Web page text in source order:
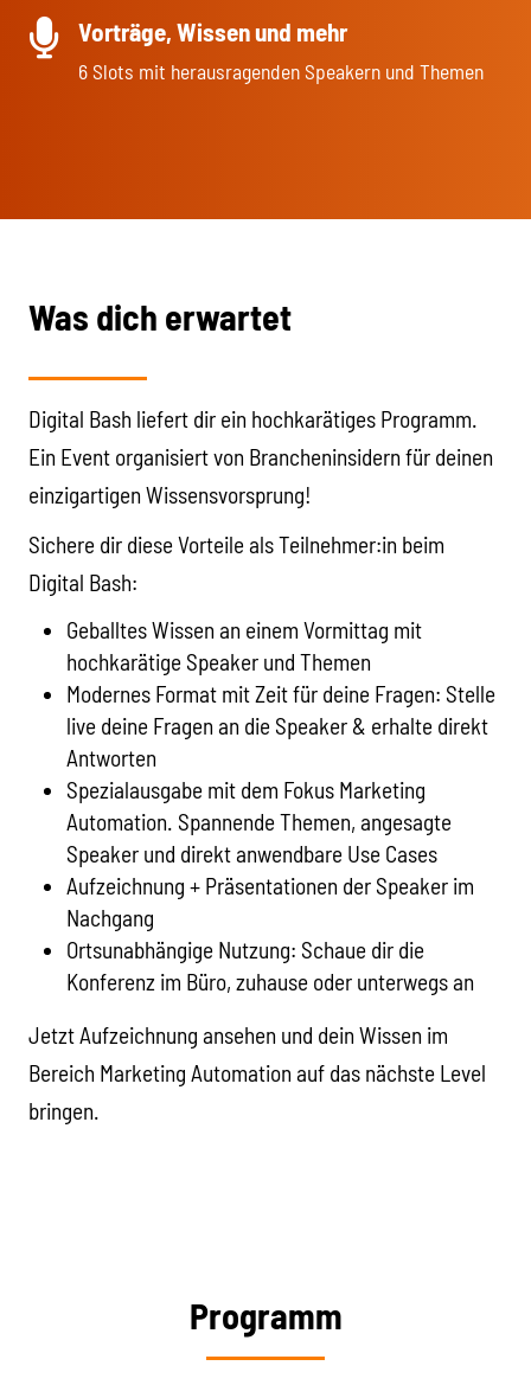
Vorträge, Wissen und mehr
6 Slots mit herausragenden Speakern und Themen
Was dich erwartet
Digital Bash liefert dir ein hochkarätiges Programm.
Ein Event organisiert von Brancheninsidern für deinen
einzigartigen Wissensvorsprung!
Sichere dir diese Vorteile als Teilnehmer:in beim
Digital Bash:
Geballtes Wissen an einem Vormittag mit
hochkarätige Speaker und Themen
Modernes Format mit Zeit für deine Fragen: Stelle
live deine Fragen an die Speaker & erhalte direkt
Antworten
Spezialausgabe mit dem Fokus Marketing
Automation. Spannende Themen, angesagte
Speaker und direkt anwendbare Use Cases
Aufzeichnung + Präsentationen der Speaker im
Nachgang
Ortsunabhängige Nutzung: Schaue dir die
Konferenz im Büro, zuhause oder unterwegs an
Jetzt Aufzeichnung ansehen und dein Wissen im
Bereich Marketing Automation auf das nächste Level
bringen.
Programm